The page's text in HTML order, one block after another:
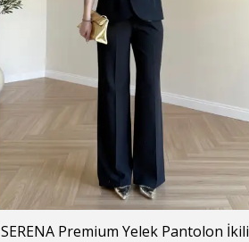
SERENA Premium Yelek Pantolon İkili